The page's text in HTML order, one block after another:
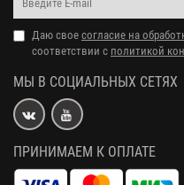
Даю свое согласие на
соответствии с политикой
МЫ В СОЦИАЛЬНЫХ СЕТЯХ
ПРИНИМАЕМ К ОПЛАТЕ